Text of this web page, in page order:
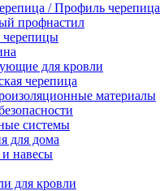
/ Профиль черепица
профнастил
черепицы
для кровли
черепица
материалы
системы
для дома
навесы
для кровли